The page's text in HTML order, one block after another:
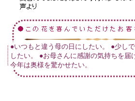
●いつもと違う母の日にしたい。 ●少し
したい。 ●お母さんに感謝の気持ちを届
今年は奥様を驚かせたい。